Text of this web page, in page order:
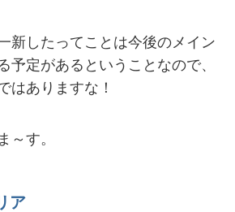
新したってことは今後のメイン
予定があるということなので、
はありますな！
～す。
ア